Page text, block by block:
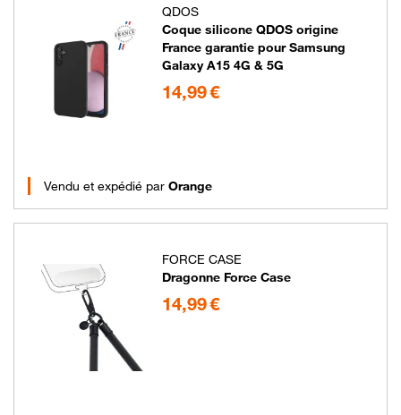
QDOS
Coque silicone QDOS origine
France garantie pour Samsung
Galaxy A15 4G & 5G
14,99 €
Vendu et expédié par Orange
FORCE CASE
Dragonne Force Case
14,99 €